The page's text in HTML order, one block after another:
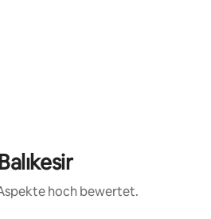
hoch bewertet.